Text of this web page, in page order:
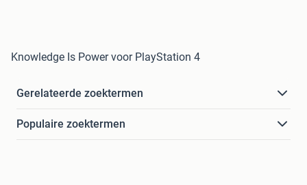
Knowledge Is Power voor PlayStation 4
Gerelateerde zoektermen
Populaire zoektermen